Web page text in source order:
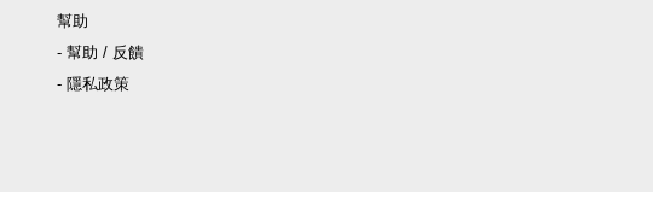
幫助
- 幫助 / 反饋
- 隱私政策